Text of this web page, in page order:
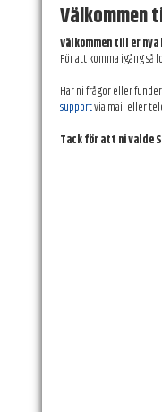
Välkommen
Välkommen till er nya
För att komma igång så
Har ni frågor eller
supportvia mail eller
Tack för att ni valde